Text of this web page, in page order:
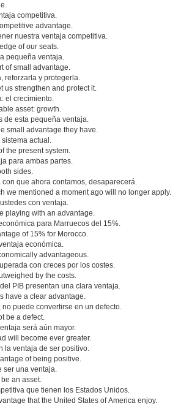
competitiva.
advantage.
nuestra ventaja competitiva.
of our seats.
pequeña ventaja.
of small advantage.
reforzarla y protegerla.
us strengthen and protect it.
el crecimiento.
asset: growth.
de esta pequeña ventaja.
small advantage they have.
actual.
the present system.
para ambas partes.
sides.
que ahora contamos, desaparecerá.
we mentioned a moment ago will no longer apply.
con ventaja.
playing with an advantage.
para Marruecos del 15%.
of 15% for Morocco.
económica.
advantageous.
con creces por los costes.
by the costs.
PIB presentan una clara ventaja.
have a clear advantage.
puede convertirse en un defecto.
be a defect.
será aún mayor.
will become ever greater.
la ventaja de ser positivo.
of being positive.
ser una ventaja.
an asset.
que tienen los Estados Unidos.
that the United States of America enjoy.